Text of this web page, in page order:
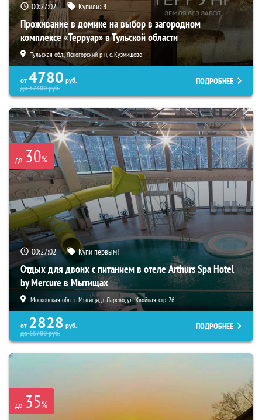
00:27:01 Купили:8
Проживание в домике на выбор в загородном
комплексе «Терруар» в Тульской области
Тульская обл., Ясногорский р-н, с. Кузмищево
от 4780 руб.
до57400руб.
ПОДРОБНЕЕ
до 30%
00:27:01 Купи первым!
Отдых для двоих с питанием в отеле Arthurs Spa Hotel
by Mercure в Мытищах
Московская обл., г. Мытищи, д. Ларево, ул. Хвойная, стр. 26
от 2828 руб.
до65700руб.
ПОДРОБНЕЕ
до 35%